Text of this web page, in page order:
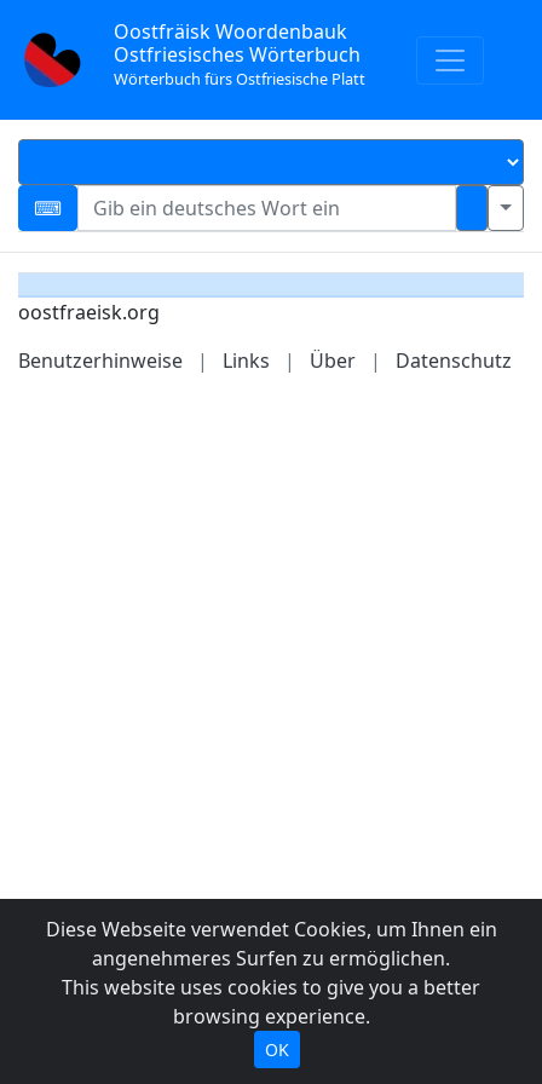
Oostfräisk Woordenbauk
Ostfriesisches Wörterbuch
Wörterbuch fürs Ostfriesische Platt
oostfraeisk.org
Benutzerhinweise
| Links | Über | Datenschutz
Diese Webseite verwendet Cookies, um Ihnen ein
angenehmeres Surfen zu ermöglichen.
This website uses cookies to give you a better
browsing experience.
OK